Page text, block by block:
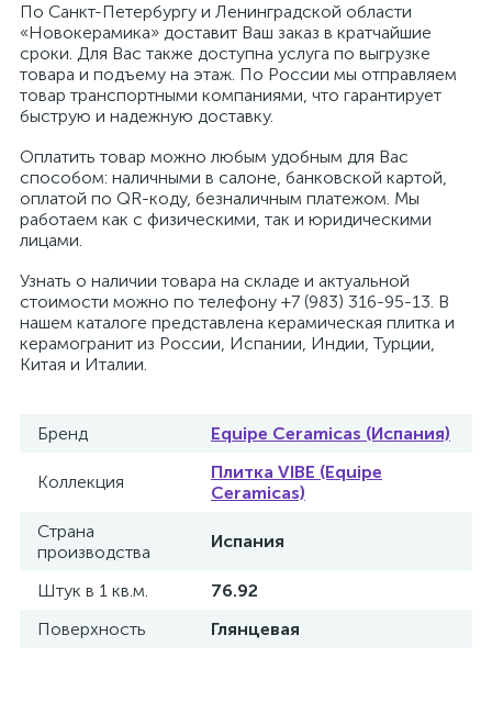
По Санкт-Петербургу и Ленинградской области
«Новокерамика» доставит Ваш заказ в кратчайшие
сроки. Для Вас также доступна услуга по выгрузке
товара и подъему на этаж. По России мы отправляем
товар транспортными компаниями, что гарантирует
быструю и надежную доставку.
Оплатить товар можно любым удобным для Вас
способом: наличными в салоне, банковской картой,
оплатой по QR-коду, безналичным платежом. Мы
работаем как с физическими, так и юридическими
лицами.
Узнать о наличии товара на складе и актуальной
стоимости можно по телефону +7 (983) 316-95-13. В
нашем каталоге представлена керамическая плитка и
керамогранит из России, Испании, Индии, Турции,
Китая и Италии.
Бренд Equipe Ceramicas (Испания)
Коллекция
Плитка VIBE (Equipe
Ceramicas)
Страна
производства
Испания
Штук в 1 кв.м.
76.92
Поверхность
Глянцевая